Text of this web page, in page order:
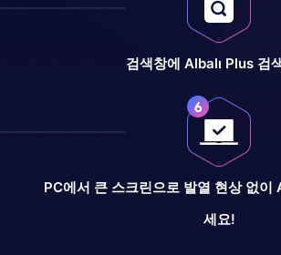
검색창에 Albalı Plus 검
PC에서 큰 스크린으로 발열 현상 없이
세요!